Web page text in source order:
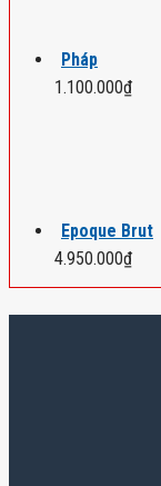
Pháp
1.100.000₫
Epoque Brut
4.950.000₫